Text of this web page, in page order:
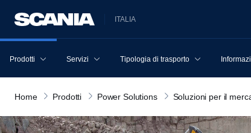
ITALIA
Prodotti Servizi Tipologia di trasporto
Home Prodotti Power Solutions Soluzioni per il